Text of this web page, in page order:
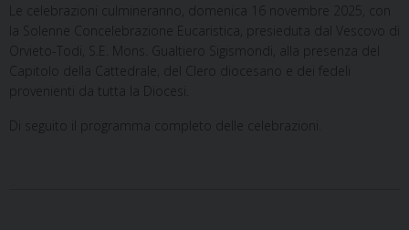
Le celebrazioni culmineranno, domenica 16 novembre 2025, con
la Solenne Concelebrazione Eucaristica, presieduta dal Vescovo di
Orvieto-Todi, S.E. Mons. Gualtiero Sigismondi, alla presenza del
Capitolo della Cattedrale, del Clero diocesano e dei fedeli
provenienti da tutta la Diocesi.
Di seguito il programma completo delle celebrazioni.